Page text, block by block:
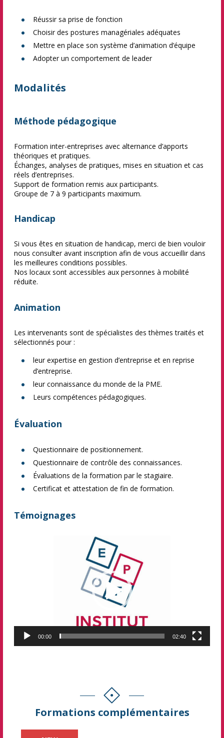
Réussir sa prise de fonction
Choisir des postures managériales adéquates
Mettre en place son système d’animation d’équipe
Adopter un comportement de leader
Modalités
Méthode pédagogique
Formation inter-entreprises avec alternance d’apports
théoriques et pratiques.
Échanges, analyses de pratiques, mises en situation et cas
réels d’entreprises.
Support de formation remis aux participants.
Groupe de 7 à 9 participants maximum.
Handicap
Si vous êtes en situation de handicap, merci de bien vouloir
nous consulter avant inscription afin de vous accueillir dans
les meilleures conditions possibles.
Nos locaux sont accessibles aux personnes à mobilité
réduite.
Animation
Les intervenants sont de spécialistes des thèmes traités et
sélectionnés pour :
leur expertise en gestion d’entreprise et en reprise
d’entreprise.
leur connaissance du monde de la PME.
Leurs compétences pédagogiques.
Évaluation
Questionnaire de positionnement.
Questionnaire de contrôle des connaissances.
Évaluations de la formation par le stagiaire.
Certificat et attestation de fin de formation.
Témoignages
00:00 02:40
Formations complémentaires